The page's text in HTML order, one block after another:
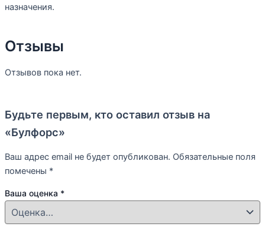
назначения.
Отзывы
Отзывов пока нет.
Будьте первым, кто оставил отзыв на
«Булфорс»
Ваш адрес email не будет опубликован. Обязательные поля
помечены *
Ваша оценка *